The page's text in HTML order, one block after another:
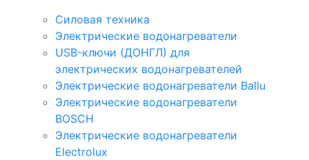
Силовая техника
Электрические водонагреватели
USB-ключи (ДОНГЛ) для
электрических водонагревателей
Электрические водонагреватели Ballu
Электрические водонагреватели
BOSCH
Электрические водонагреватели
Electrolux